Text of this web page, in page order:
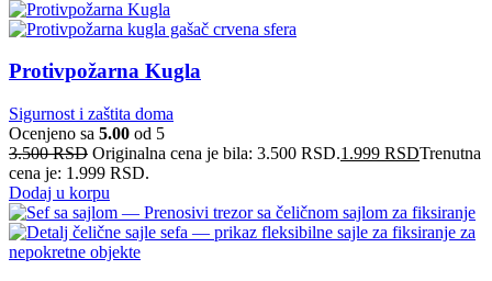
Protivpožarna Kugla
Sigurnost i zaštita doma
Ocenjeno sa 5.00 od 5
3.500RSD Originalna cena je bila: 3.500 RSD.1.999 RSDTrenutna
cena je: 1.999 RSD.
Dodaj u korpu